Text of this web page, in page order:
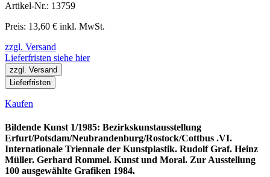
Artikel-Nr.: 13759
Preis: 13,60 € inkl. MwSt.
zzgl. Versand
Lieferfristen siehe hier
zzgl. Versand
Lieferfristen
Kaufen
Bildende Kunst 1/1985: Bezirkskunstausstellung
Erfurt/Potsdam/Neubrandenburg/Rostock/Cottbus .VI.
Internationale Triennale der Kunstplastik. Rudolf Graf. Heinz
Müller. Gerhard Rommel. Kunst und Moral. Zur Ausstellung
100 ausgewählte Grafiken 1984.